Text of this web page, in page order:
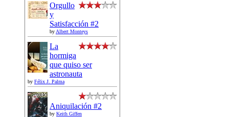
Orgullo
y
Satisfacción #2
by Albert Monteys
La
hormiga
que quiso ser
astronauta
by Félix J. Palma
Aniquilación #2
by Keith Giffen